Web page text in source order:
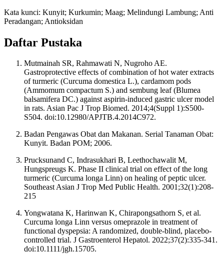
Kata kunci: Kunyit; Kurkumin; Maag; Melindungi Lambung; Anti
Peradangan; Antioksidan
Daftar Pustaka
Mutmainah SR, Rahmawati N, Nugroho AE.
Gastroprotective effects of combination of hot water extracts
of turmeric (Curcuma domestica L.), cardamom pods
(Ammomum compactum S.) and sembung leaf (Blumea
balsamifera DC.) against aspirin-induced gastric ulcer model
in rats. Asian Pac J Trop Biomed. 2014;4(Suppl 1):S500-
S504. doi:10.12980/APJTB.4.2014C972.
Badan Pengawas Obat dan Makanan. Serial Tanaman Obat:
Kunyit. Badan POM; 2006.
Prucksunand C, Indrasukhari B, Leethochawalit M,
Hungspreugs K. Phase II clinical trial on effect of the long
turmeric (Curcuma longa Linn) on healing of peptic ulcer.
Southeast Asian J Trop Med Public Health. 2001;32(1):208-
215
Yongwatana K, Harinwan K, Chirapongsathorn S, et al.
Curcuma longa Linn versus omeprazole in treatment of
functional dyspepsia: A randomized, double-blind, placebo-
controlled trial. J Gastroenterol Hepatol. 2022;37(2):335-341.
doi:10.1111/jgh.15705.